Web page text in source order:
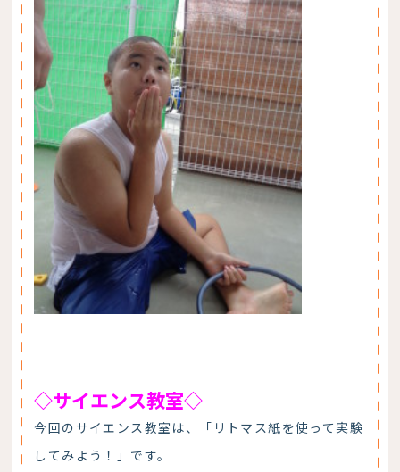
◇サイエンス教室◇
今回のサイエンス教室は、「リトマス紙を使って実験
してみよう！」です。